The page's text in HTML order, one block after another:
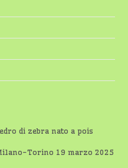
di zebra nato a pois
Torino 19 marzo 2025